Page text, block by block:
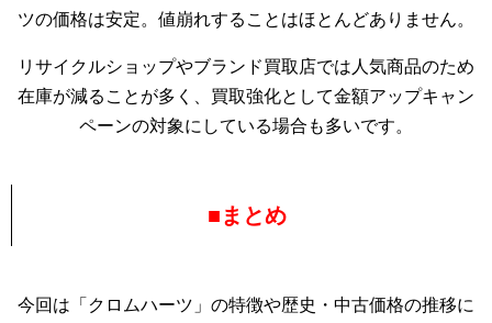
ツの価格は安定。値崩れすることはほとんどありません。
リサイクルショップやブランド買取店では人気商品のため
在庫が減ることが多く、買取強化として金額アップキャン
ペーンの対象にしている場合も多いです。
■まとめ
今回は「クロムハーツ」の特徴や歴史・中古価格の推移に